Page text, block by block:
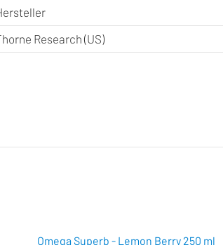
Research (US)
Omega Superb - Lemon Berry 250 ml